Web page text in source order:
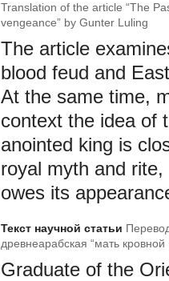
Translation of the article “The
vengeance” by Gunter Luling
The article
blood feud and
At the same time,
context the idea of
anointed king is
royal myth and
owes its
Текст научной статьи
древнеарабская “мать кровной
Graduate of the